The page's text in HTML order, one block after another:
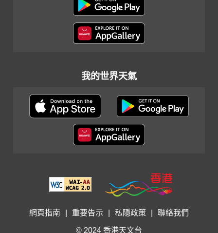
我的世界天氣
網頁指南 重要告示 私隱政策 聯絡我們
© 2024 香港天文台